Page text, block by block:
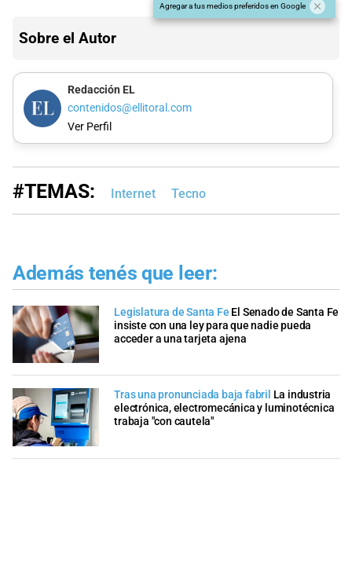
Agregar a tus medios preferidos en Google
Sobre el Autor
Redacción EL
contenidos@ellitoral.com
Ver Perfil
#TEMAS: Internet Tecno
Además tenés que leer:
Legislatura de Santa Fe El Senado de Santa Fe
insiste con una ley para que nadie pueda
acceder a una tarjeta ajena
Tras una pronunciada baja fabril La industria
electrónica, electromecánica y luminotécnica
trabaja "con cautela"